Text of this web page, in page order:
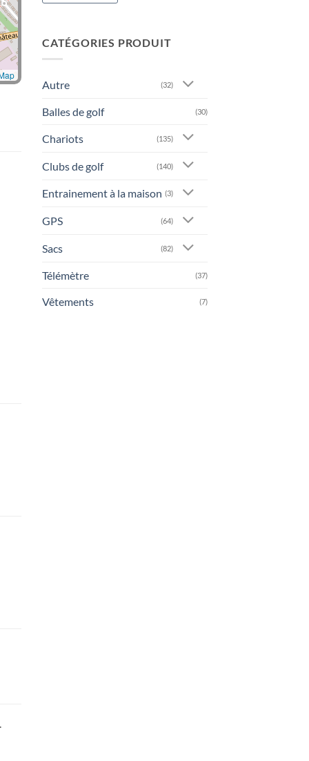
CATÉGORIES PRODUIT
Autre (32)
Balles de golf (30)
Chariots (135)
Clubs de golf (140)
Entrainement à la maison (3)
GPS (64)
Sacs (82)
Télémètre (37)
Vêtements (7)